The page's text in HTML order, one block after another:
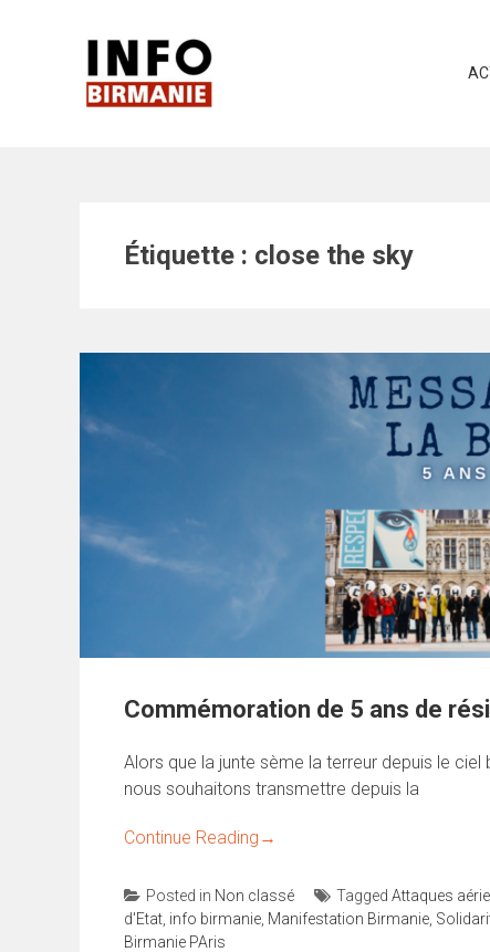
Étiquette : close the sky
Commémoration de 5 ans de
Alors que la junte sème la terreur depuis le
nous souhaitons transmettre depuis la
Continue Reading →
Posted in Non classé Tagged Attaques
d'Etat info birmanie Manifestation Birmanie
Birmanie PAris